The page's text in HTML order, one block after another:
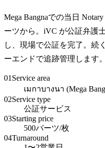
Mega Bangnaでの当日
ーツから。iVC が公証弁護
し、現場で公証を完了。続
ーエンドで追跡管理します。
01 Service area
เมกาบางนา (Mega
02Service type
公証サービス
03Starting price
500バーツ/枚
04Turnaround